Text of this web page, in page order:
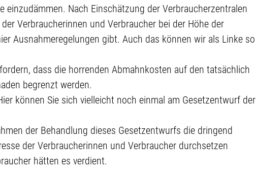
einzudämmen. Nach Einschätzung der Verbraucherzentralen
Verbraucherinnen und Verbraucher bei der Höhe der
Ausnahmeregelungen gibt. Auch das können wir als Linke so
dass die horrenden Abmahnkosten auf den tatsächlich
begrenzt werden.
können Sie sich vielleicht noch einmal am Gesetzentwurf der
der Behandlung dieses Gesetzentwurfs die dringend
der Verbraucherinnen und Verbraucher durchsetzen
hätten es verdient.